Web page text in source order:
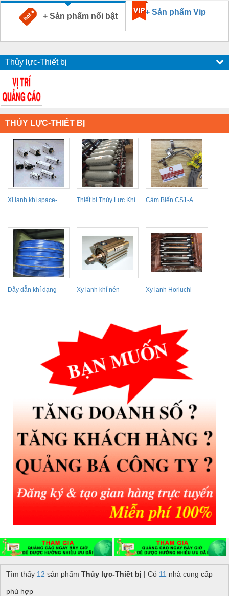
+ Sản phẩm nổi bật + Sản phẩm Vip
Thủy lực-Thiết bị
THỦY LỰC-THIẾT BỊ
Xi lanh khí space-
Thiết bị Thủy Lực Khí
Cảm Biến CS1-A
Dây dẫn khí dạng
Xy lanh khí nén Xy lanh Horiuchi
Tìm thấy 12 sản phẩm Thủy lực-Thiết bị | Có 11 nhà cung cấp
phù hợp